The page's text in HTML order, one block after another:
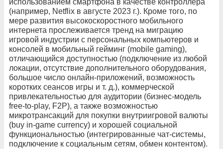
использованием смартфона в качестве контроллера
(например, Netflix в августе 2023 г.). Кроме того, по
мере развития высокоскоростного мобильного
интернета прослеживается тренд на миграцию
игровой индустрии с персональных компьютеров и
консолей в мобильный гейминг (mobile gaming),
отличающийся доступностью (подключение из любой
локации, отсутствие дополнительного оборудования,
большое число онлайн-приложений, возможность
коротких сеансов игры и т. д.), коммерческой
привлекательностью для аудитории (бизнес-модель
free-to-play, F2P), а также возможностью
микротрансакций для покупки внутриигровой валюты
(buy in-game currency) и хорошей социальной
функциональностью (интегрированные чат-системы,
подключение к социальным сетям, обмен контентом).